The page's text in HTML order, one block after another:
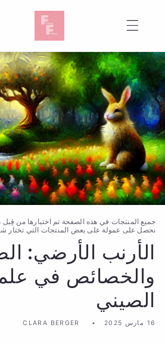
المحتوى
جميع المنتجات في هذه الصفحة تم اختيارها من
نحصل على عمولة على بعض المنتجات التي تختار
الأرنب الأرضي:
والخصائص في
الصيني
16 مارس 2025 CLARA BERGER